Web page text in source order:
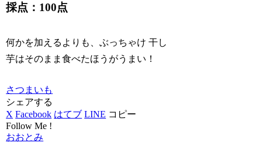
採点：100点
何かを加えるよりも、ぶっちゃけ 干し
芋はそのまま食べたほうがうまい！
さつまいも
シェアする
X Facebook はてブ LINE コピー
Follow Me !
おおとみ